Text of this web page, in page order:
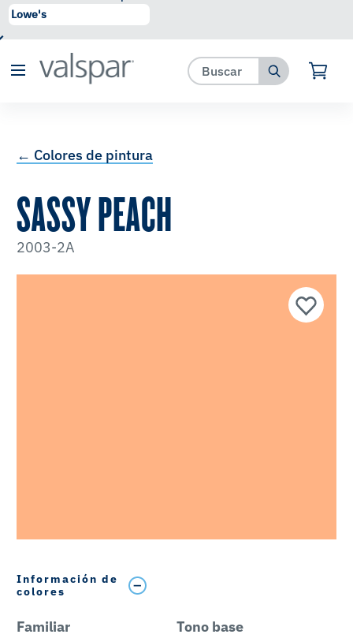
se ha agregado a favoritos.
← Colores de pintura
SASSY PEACH
2003-2A
Información de
colores
Familiar
Tono base